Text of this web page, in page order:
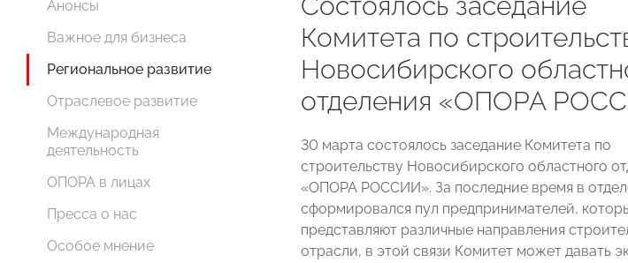
Анонсы
Важное для бизнеса
Региональное развитие
Отраслевое развитие
Международная
деятельность
ОПОРА в лицах
Пресса о нас
Особое мнение
Комитета по
Новосибирского
отделения «ОПОРА
30 марта состоялось заседание Комитета по
строительству Новосибирского областного
«ОПОРА РОССИИ». За последние время в
сформировался пул предпринимателей,
представляют различные направления
отрасли, в этой связи Комитет может давать